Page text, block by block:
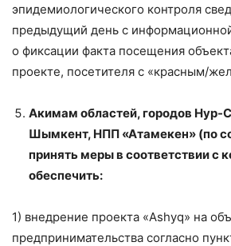
эпидемиологического контроля
предыдущий день с
о фиксации факта посещения
проекте, посетителя с «красным/
Акимам областей, городов Нур-
Шымкент, НПП «Атамекен» (по
принять меры в соответствии с
обеспечить:
1) внедрение проекта «Ashyq» на
предпринимательства согласно